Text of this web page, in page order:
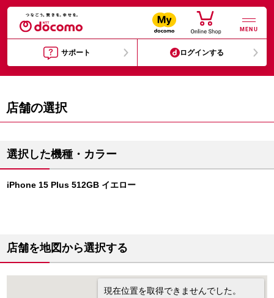
MENU
サポート ログインする
店舗の選択
選択した機種・カラー
iPhone 15 Plus 512GB イエロー
店舗を地図から選択する
現在位置を取得できませんでした。